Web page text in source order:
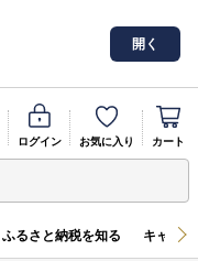
開く
ログイン お気に入り カート
ふるさと納税を知る キャン